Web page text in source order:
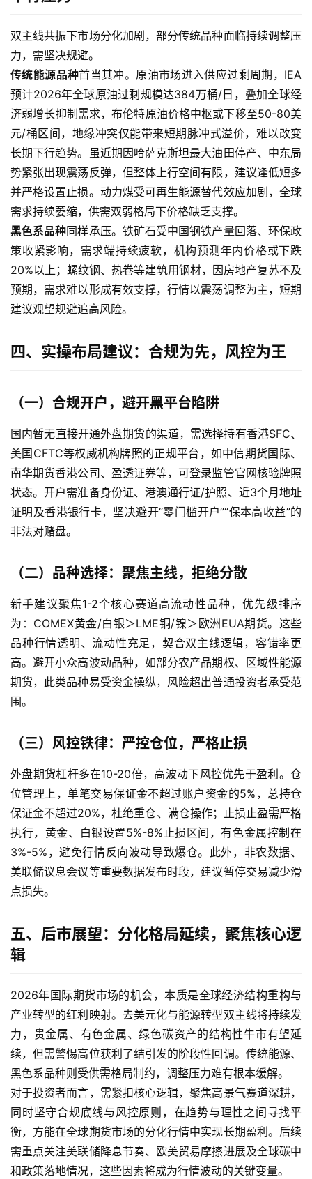
行
情
原
油
直
播
室
国
内
期
货
国
际
期
入
双主线共振下市场分化加剧，部分传统品种面临持续调整压
力，需坚决规避。
传统能源品种首当其冲。原油市场进入供应过剩周期，IEA
预计2026年全球原油过剩规模达384万桶/日，叠加全球经
济弱增长抑制需求，布伦特原油价格中枢或下移至50-80美
元/桶区间，地缘冲突仅能带来短期脉冲式溢价，难以改变
长期下行趋势。虽近期因哈萨克斯坦最大油田停产、中东局
势紧张出现震荡反弹，但整体上行空间有限，建议逢低短多
并严格设置止损。动力煤受可再生能源替代效应加剧，全球
需求持续萎缩，供需双弱格局下价格缺乏支撑。
黑色系品种同样承压。铁矿石受中国钢铁产量回落、环保政
策收紧影响，需求端持续疲软，机构预测年内价格或下跌
20%以上；螺纹钢、热卷等建筑用钢材，因房地产复苏不及
预期，需求难以形成有效支撑，行情以震荡调整为主，短期
建议观望规避追高风险。
四、实操布局建议：合规为先，风控为王
（一）合规开户，避开黑平台陷阱
国内暂无直接开通外盘期货的渠道，需选择持有香港SFC、
美国CFTC等权威机构牌照的正规平台，如中信期货国际、
南华期货香港公司、盈透证券等，可登录监管官网核验牌照
状态。开户需准备身份证、港澳通行证/护照、近3个月地址
证明及香港银行卡，坚决避开“零门槛开户”“保本高收益”的
非法对赌盘。
（二）品种选择：聚焦主线，拒绝分散
新手建议聚焦1-2个核心赛道高流动性品种，优先级排序
为：COMEX黄金/白银＞LME铜/镍＞欧洲EUA期货。这些
品种行情透明、流动性充足，契合双主线逻辑，容错率更
高。避开小众高波动品种，如部分农产品期权、区域性能源
期货，此类品种易受资金操纵，风险超出普通投资者承受范
围。
（三）风控铁律：严控仓位，严格止损
外盘期货杠杆多在10-20倍，高波动下风控优先于盈利。仓
位管理上，单笔交易保证金不超过账户资金的5%，总持仓
保证金不超过20%，杜绝重仓、满仓操作；止损止盈需严格
执行，黄金、白银设置5%-8%止损区间，有色金属控制在
3%-5%，避免行情反向波动导致爆仓。此外，非农数据、
美联储议息会议等重要数据发布时段，建议暂停交易减少滑
点损失。
五、后市展望：分化格局延续，聚焦核心逻
辑
2026年国际期货市场的机会，本质是全球经济结构重构与
产业转型的红利映射。去美元化与能源转型双主线将持续发
力，贵金属、有色金属、绿色碳资产的结构性牛市有望延
续，但需警惕高位获利了结引发的阶段性回调。传统能源、
黑色系品种则受供需格局制约，调整压力难有根本缓解。
对于投资者而言，需紧扣核心逻辑，聚焦高景气赛道深耕，
同时坚守合规底线与风控原则，在趋势与理性之间寻找平
衡，方能在全球期货市场的分化行情中实现长期盈利。后续
需重点关注美联储降息节奏、欧美贸易摩擦进展及全球碳中
和政策落地情况，这些因素将成为行情波动的关键变量。